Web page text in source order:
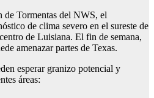
de Tormentas del NWS, el
de clima severo en el sureste de
de Luisiana. El fin de semana,
amenazar partes de Texas.
esperar granizo potencial y
áreas: